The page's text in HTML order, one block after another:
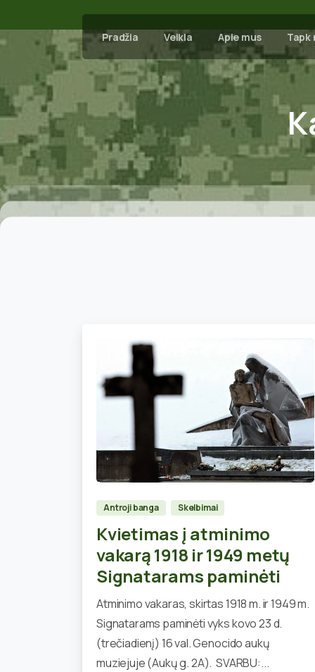
Pradžia Veikla Apie mus Tapk
0
Antroji banga Skelbimai
Kvietimas į atminimo
vakarą 1918 ir 1949 metų
Signatarams paminėti
Atminimo vakaras, skirtas 1918 m. ir 1949 m.
Signatarams paminėti vyks kovo 23 d.
(trečiadienį) 16 val. Genocido aukų
muziejuje (Aukų g. 2A). SVARBU:...